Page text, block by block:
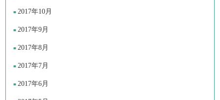
2017年10月
2017年9月
2017年8月
2017年7月
2017年6月